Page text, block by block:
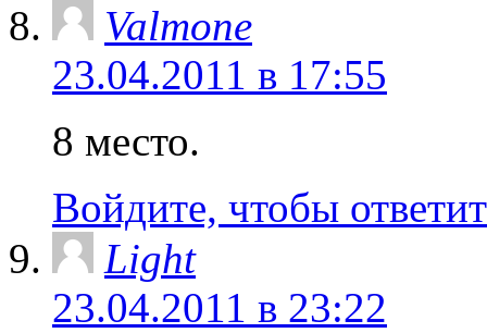
Valmone
23.04.2011 в 17:55
8 место.
Войдите, чтобы
Light
23.04.2011 в 23:22